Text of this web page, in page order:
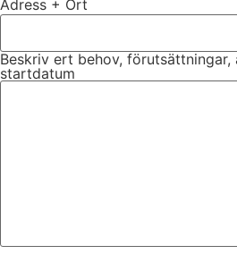
Adress + Ort
Beskriv ert behov, förutsättningar,
startdatum